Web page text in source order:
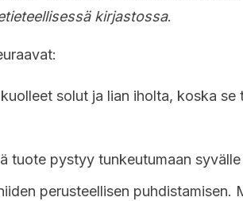
kirjastossa.
solut ja lian iholta, koska se
tuote pystyy tunkeutumaan syvälle
perusteellisen puhdistamisen.